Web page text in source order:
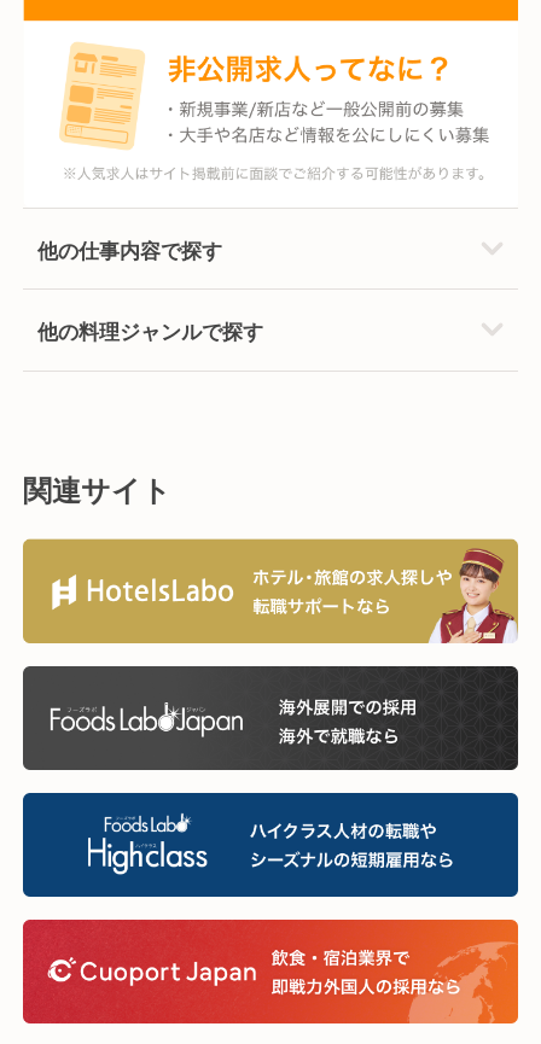
他の仕事内容で探す
他の料理ジャンルで探す
関連サイト